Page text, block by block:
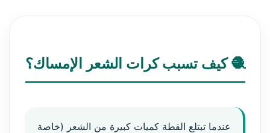
🧶 كيف تسبب كرات الشعر الإمساك؟
عندما تبتلع القطة كميات كبيرة من الشعر (خاصة